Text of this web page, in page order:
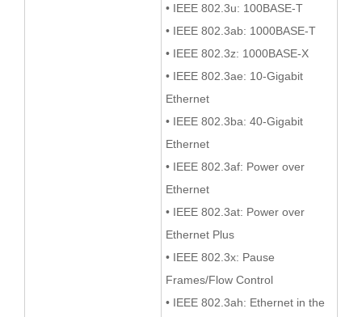
• IEEE 802.3u: 100BASE-T
• IEEE 802.3ab: 1000BASE-T
• IEEE 802.3z: 1000BASE-X
• IEEE 802.3ae: 10-Gigabit
Ethernet
• IEEE 802.3ba: 40-Gigabit
Ethernet
• IEEE 802.3af: Power over
Ethernet
• IEEE 802.3at: Power over
Ethernet Plus
• IEEE 802.3x: Pause
Frames/Flow Control
• IEEE 802.3ah: Ethernet in the